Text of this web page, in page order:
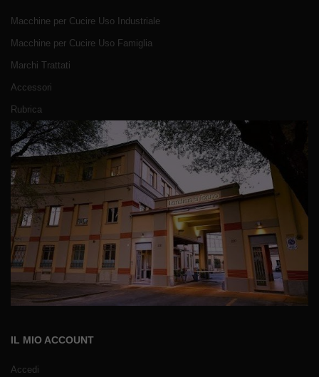
Macchine per Cucire Uso Industriale
Macchine per Cucire Uso Famiglia
Marchi Trattati
Accessori
Rubrica
IL MIO ACCOUNT
Accedi